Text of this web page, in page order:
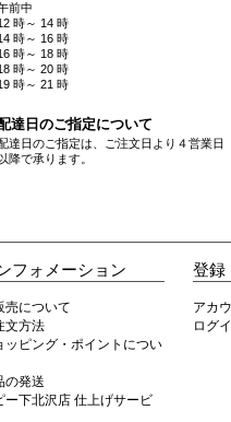
前中
時～ 14 時
時～ 16 時
時～ 18 時
時～ 20 時
時～ 21 時
達日のご指定について
達日のご指定は、ご注文日より４営業日
降で承ります。
フォメーション
売について
文方法
ッピング・ポイントについ
の発送
ー下北沢店 仕上げサービ
登録
アカ
ログ